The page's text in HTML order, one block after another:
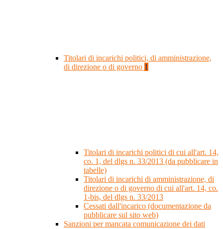
Titolari di incarichi politici, di amministrazione,
di direzione o di governo 1
Titolari di incarichi politici di cui all'art. 14,
co. 1, del dlgs n. 33/2013 (da pubblicare in
tabelle)
Titolari di incarichi di amministrazione, di
direzione o di governo di cui all'art. 14, co.
1-bis, del dlgs n. 33/2013
Cessati dall'incarico (documentazione da
pubblicare sul sito web)
Sanzioni per mancata comunicazione dei dati